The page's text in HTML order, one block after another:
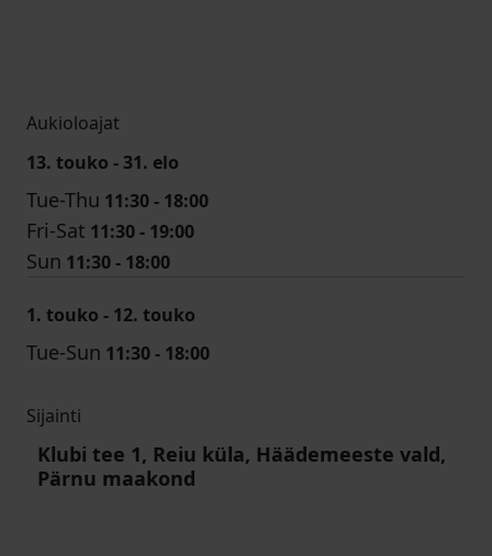
Aukioloajat
13. touko - 31. elo
Tue-Thu 11:30 - 18:00
Fri-Sat 11:30 - 19:00
Sun 11:30 - 18:00
1. touko - 12. touko
Tue-Sun 11:30 - 18:00
Sijainti
Klubi tee 1, Reiu küla, Häädemeeste vald,
Pärnu maakond